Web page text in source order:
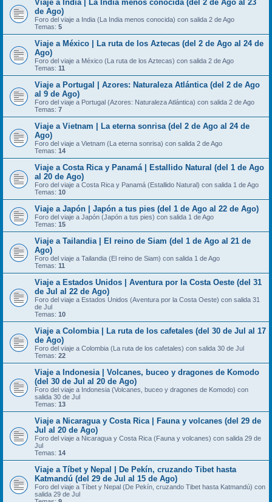
Viaje a India | La India menos conocida (del 2 de Ago al 23
de Ago)
Foro del viaje a India (La India menos conocida) con salida 2 de Ago
Temas: 5
Viaje a México | La ruta de los Aztecas (del 2 de Ago al 24 de
Ago)
Foro del viaje a México (La ruta de los Aztecas) con salida 2 de Ago
Temas: 11
Viaje a Portugal | Azores: Naturaleza Atlántica (del 2 de Ago
al 9 de Ago)
Foro del viaje a Portugal (Azores: Naturaleza Atlántica) con salida 2 de Ago
Temas: 7
Viaje a Vietnam | La eterna sonrisa (del 2 de Ago al 24 de
Ago)
Foro del viaje a Vietnam (La eterna sonrisa) con salida 2 de Ago
Temas: 14
Viaje a Costa Rica y Panamá | Estallido Natural (del 1 de Ago
al 20 de Ago)
Foro del viaje a Costa Rica y Panamá (Estallido Natural) con salida 1 de Ago
Temas: 10
Viaje a Japón | Japón a tus pies (del 1 de Ago al 22 de Ago)
Foro del viaje a Japón (Japón a tus pies) con salida 1 de Ago
Temas: 15
Viaje a Tailandia | El reino de Siam (del 1 de Ago al 21 de
Ago)
Foro del viaje a Tailandia (El reino de Siam) con salida 1 de Ago
Temas: 11
Viaje a Estados Unidos | Aventura por la Costa Oeste (del 31
de Jul al 22 de Ago)
Foro del viaje a Estados Unidos (Aventura por la Costa Oeste) con salida 31
de Jul
Temas: 10
Viaje a Colombia | La ruta de los cafetales (del 30 de Jul al 17
de Ago)
Foro del viaje a Colombia (La ruta de los cafetales) con salida 30 de Jul
Temas: 22
Viaje a Indonesia | Volcanes, buceo y dragones de Komodo
(del 30 de Jul al 20 de Ago)
Foro del viaje a Indonesia (Volcanes, buceo y dragones de Komodo) con
salida 30 de Jul
Temas: 13
Viaje a Nicaragua y Costa Rica | Fauna y volcanes (del 29 de
Jul al 20 de Ago)
Foro del viaje a Nicaragua y Costa Rica (Fauna y volcanes) con salida 29 de
Jul
Temas: 14
Viaje a Tíbet y Nepal | De Pekín, cruzando Tibet hasta
Katmandú (del 29 de Jul al 15 de Ago)
Foro del viaje a Tíbet y Nepal (De Pekín, cruzando Tibet hasta Katmandú) con
salida 29 de Jul